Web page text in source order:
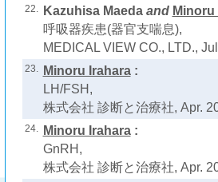
22. Kazuhisa Maedaand Minoru
呼吸器疾患(器官支喘息),
MEDICAL VIEW CO., LTD.,
23. Minoru Irahara:
LH/FSH,
株式会社 診断と治療社, Apr.
24. Minoru Irahara:
GnRH,
株式会社 診断と治療社, Apr.